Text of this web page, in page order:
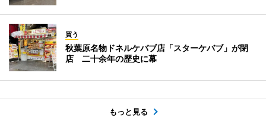
買う
秋葉原名物ドネルケバブ店「スターケバブ」が閉
店 二十余年の歴史に幕
もっと見る